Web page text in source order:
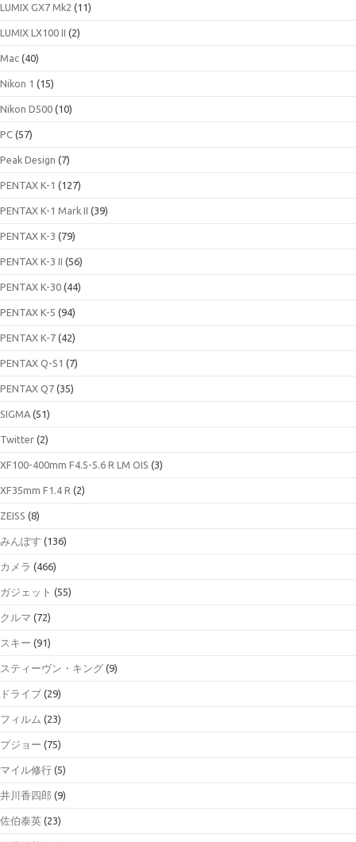
LUMIX GX7 Mk2 (11)
LUMIX LX100 II (2)
Mac (40)
Nikon 1 (15)
Nikon D500 (10)
PC (57)
Peak Design (7)
PENTAX K-1 (127)
PENTAX K-1 Mark II (39)
PENTAX K-3 (79)
PENTAX K-3 II (56)
PENTAX K-30 (44)
PENTAX K-5 (94)
PENTAX K-7 (42)
PENTAX Q-S1 (7)
PENTAX Q7 (35)
SIGMA (51)
Twitter (2)
XF100-400mm F4.5-5.6 R LM OIS (3)
XF35mm F1.4 R (2)
ZEISS (8)
みんぽす (136)
カメラ (466)
ガジェット (55)
クルマ (72)
スキー (91)
スティーヴン・キング (9)
ドライブ (29)
フィルム (23)
プジョー (75)
マイル修行 (5)
井川香四郎 (9)
佐伯泰英 (23)